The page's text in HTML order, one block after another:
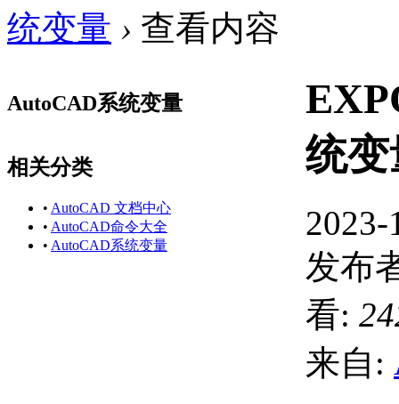
统变量 › 查看内容
AutoCAD系统变量
相关分类
• AutoCAD 文档中心
• AutoCAD命令大全
• AutoCAD系统变量
统
2023-
发布
看:
来自: